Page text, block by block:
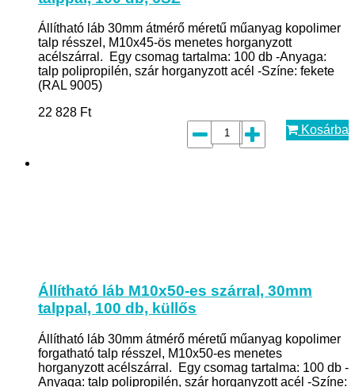
Állítható láb 30mm átmérő méretű műanyag kopolimer
talp résszel, M10x45-ös menetes horganyzott
acélszárral. Egy csomag tartalma: 100 db -Anyaga:
talp polipropilén, szár horganyzott acél -Színe: fekete
(RAL 9005)
22 828 Ft
Kosárba
Állítható láb M10x50-es szárral, 30mm
talppal, 100 db, küllős
Állítható láb 30mm átmérő méretű műanyag kopolimer
forgatható talp résszel, M10x50-es menetes
horganyzott acélszárral. Egy csomag tartalma: 100 db -
Anyaga: talp polipropilén, szár horganyzott acél -Színe: